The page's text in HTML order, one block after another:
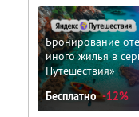
Бронирование
иного жилья в
Путешествия»
Бесплатно -12%